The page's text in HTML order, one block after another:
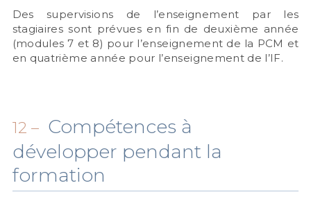
Des supervisions de l’enseignement par les
stagiaires sont prévues en fin de deuxième année
(modules 7 et 8) pour l’enseignement de la PCM et
en quatrième année pour l’enseignement de l’IF.
12 – Compétences à
développer pendant la
formation